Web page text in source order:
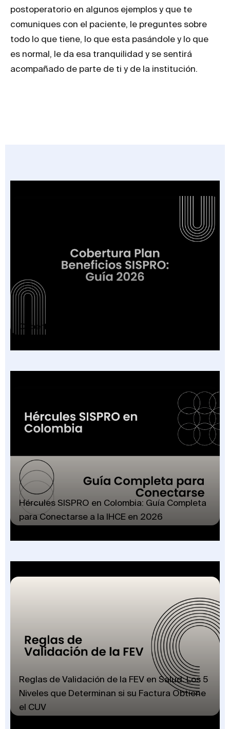
postoperatorio en algunos ejemplos y que te
comuniques con el paciente, le preguntes sobre
todo lo que tiene, lo que esta pasándole y lo que
es normal, le da esa tranquilidad y se sentirá
acompañado de parte de ti y de la institución.
Cobertura Plan Beneficios SISPRO: Guía 2026
Hércules SISPRO en Colombia: Guía Completa
para Conectarse a la IHCE en 2026
Reglas de Validación de la FEV en Salud: Los 5
Niveles que Determinan si su Factura Obtiene
el CUV